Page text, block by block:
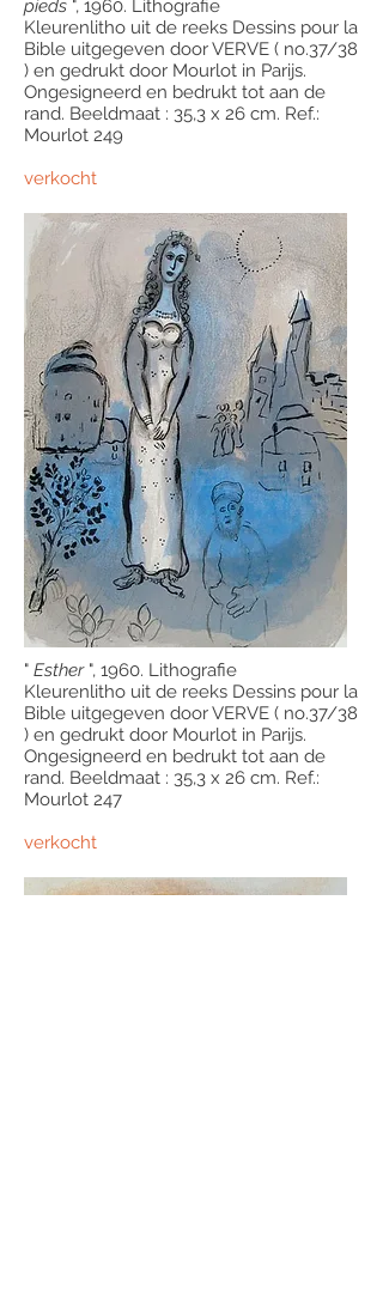
pieds ", 1960. Lithografie
Kleurenlitho uit de reeks Dessins pour la
Bible uitgegeven door VERVE ( no.37/38
) en gedrukt door Mourlot in Parijs.
Ongesigneerd en bedrukt tot aan de
rand. Beeldmaat : 35,3 x 26 cm. Ref.:
Mourlot 249
verkocht
" Esther", 1960. Lithografie
Kleurenlitho uit de reeks Dessins pour la
Bible uitgegeven door VERVE ( no.37/38
) en gedrukt door Mourlot in Parijs.
Ongesigneerd en bedrukt tot aan de
rand. Beeldmaat : 35,3 x 26 cm. Ref.:
Mourlot 247
verkocht